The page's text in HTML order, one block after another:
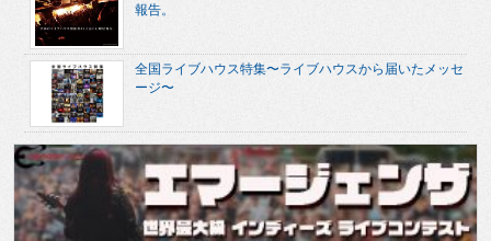
報告。
全国ライブハウス特集〜ライブハウスから届いたメッセ
ージ〜